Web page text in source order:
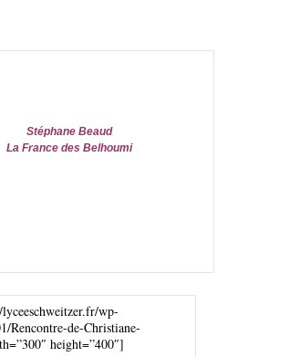
Stéphane Beaud
La France des Belhoumi
wp-
Rencontre-de-Christiane-
height=”400″]